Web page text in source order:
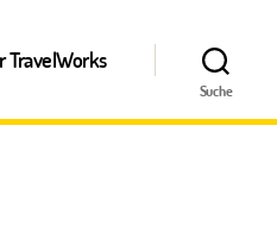
TravelWorks
Suche